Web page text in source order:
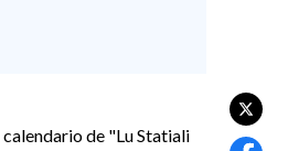
de "Lu Statiali